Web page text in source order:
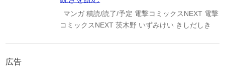
マンガ 積読/読了/予定 電撃コミックスNEXT 電撃
コミックスNEXT 茨木野 いずみけい きしだしき
広告